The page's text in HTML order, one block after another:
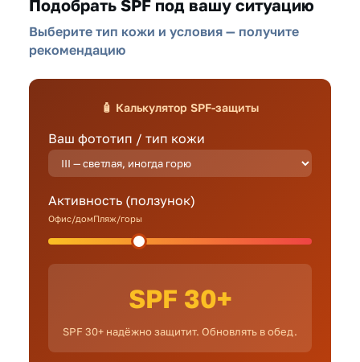
Подобрать SPF под вашу ситуацию
Выберите тип кожи и условия — получите
рекомендацию
🧴 Калькулятор SPF-защиты
Ваш фототип / тип кожи
Активность (ползунок)
Офис/домПляж/горы
SPF 30+
SPF 30+ надёжно защитит. Обновлять в обед.